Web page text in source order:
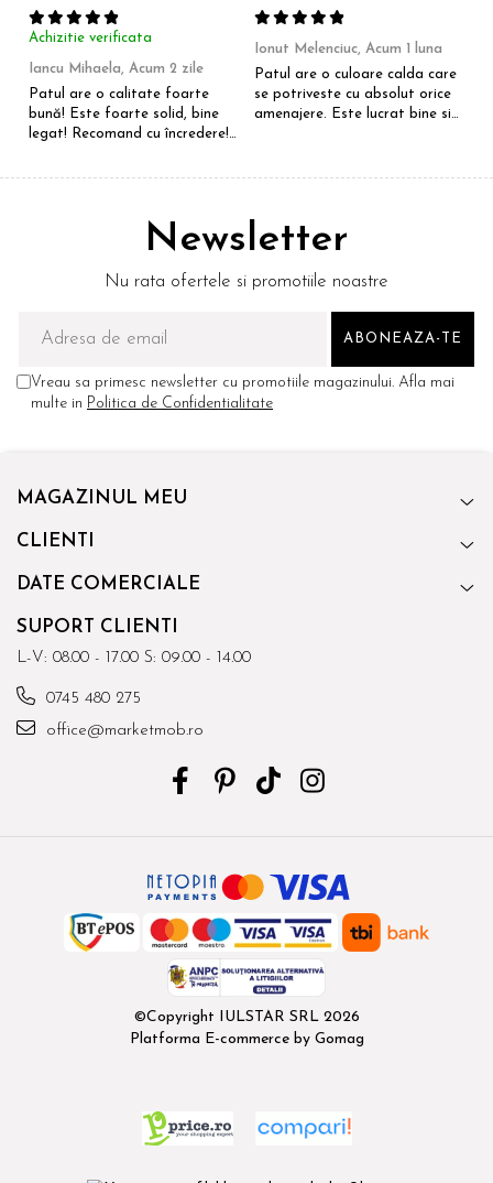
Achizitie verificata
Iancu Mihaela, Acum 2 zile
Patul are o calitate foarte
bună! Este foarte solid, bine
legat! Recomand cu încredere!
Ionut Melenciuc, Acum 1 luna
Patul are o culoare calda care
se potriveste cu absolut orice
amenajere. Este lucrat bine si
Newsletter
Nu rata ofertele si promotiile noastre
Vreau sa primesc newsletter cu promotiile magazinului. Afla mai
multe in Politica de Confidentialitate
MAGAZINUL MEU
CLIENTI
DATE COMERCIALE
SUPORT CLIENTI
L-V: 08.00 - 17.00 S: 09.00 - 14.00
0745 480 275
office@marketmob.ro
©Copyright IULSTAR SRL 2026
Platforma E-commerce by Gomag